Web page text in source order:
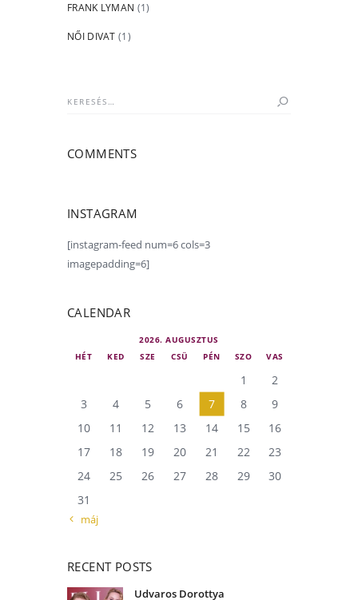
FRANK LYMAN (1)
NŐI DIVAT (1)
Keresés:
COMMENTS
INSTAGRAM
[instagram-feed num=6 cols=3
imagepadding=6]
CALENDAR
2026. AUGUSZTUS
HÉT
KED SZE CSÜ PÉN SZO VAS
1
2
3
4 5 6 7 8
9
10
11 12 13 14 15
16
17
18 19 20 21 22
23
24
25 26 27 28 29
30
31
« máj
RECENT POSTS
Udvaros Dorottya